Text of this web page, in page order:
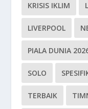
KRISIS IKLIM
LIVERPOOL
PIALA DUNIA
SOLO
TERBAIK